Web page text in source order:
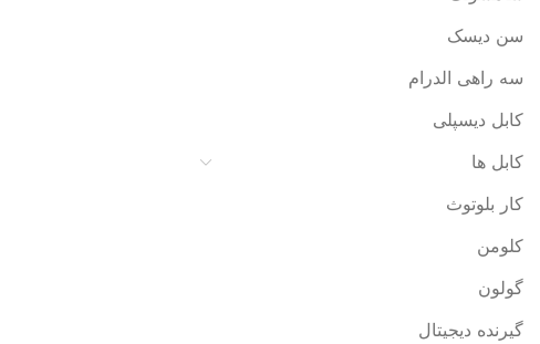
سن دیسک
سه راهی الدرام
کابل دیسپلی
کابل ها
کار بلوتوث
کلومن
گولون
گیرنده دیجیتال